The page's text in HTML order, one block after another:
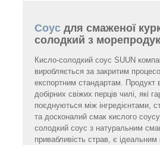
Соус для смаженої
солодкий з
Кисло-солодкий соус SUUN
виробляється за закритим
експортним стандартам. Продукт
добірних свіжих перців чилі, які
поєднуються між інгредієнтами,
та досконалий смак кислого
солодкий соус з натуральним
привабливість страв, є